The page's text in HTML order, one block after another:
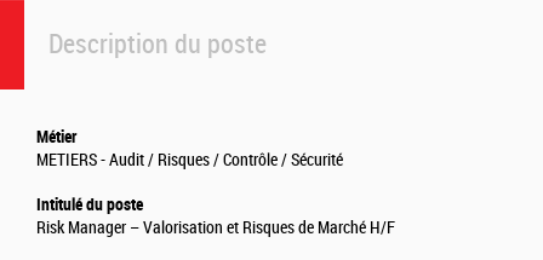
Description du poste
Métier
METIERS - Audit / Risques / Contrôle / Sécurité
Intitulé du poste
Risk Manager – Valorisation et Risques de Marché H/F